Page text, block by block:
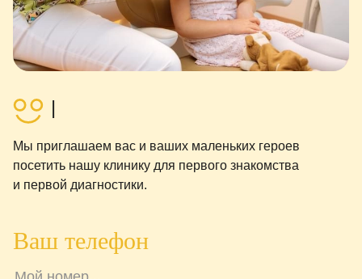
Мы приглашаем вас и ваших маленьких героев
посетить нашу клинику для первого знакомства
и первой диагностики.
Ваш телефон